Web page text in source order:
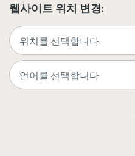
웹사이트 위치 변경: